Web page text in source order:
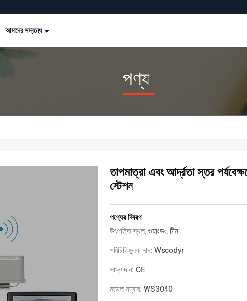
আমাদের সম্বন্ধে
পণ্য
তাপমাত্রা এবং আর্দ্রতা স্তর
স্টেশন
পণ্যের বিবরণ
উৎপত্তি স্থল: গুয়াংডং, চীন
পরিচিতিমুলক নাম: Wscodyr
সাক্ষ্যদান: CE
মডেল নম্বার: WS3040